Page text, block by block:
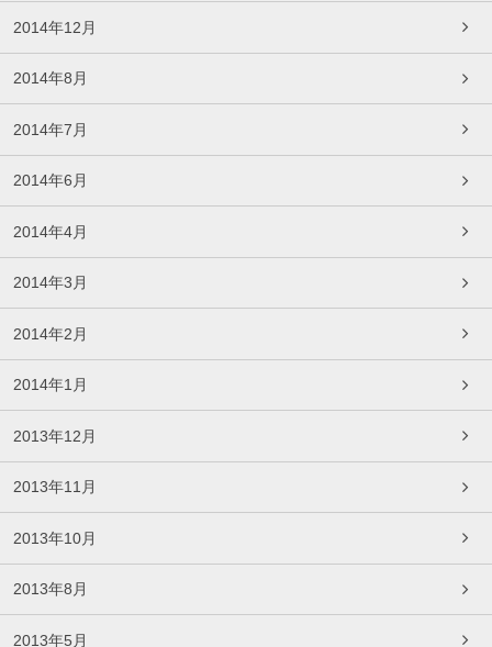
2014年12月
2014年8月
2014年7月
2014年6月
2014年4月
2014年3月
2014年2月
2014年1月
2013年12月
2013年11月
2013年10月
2013年8月
2013年5月